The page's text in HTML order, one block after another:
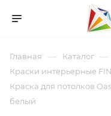
Главная — Каталог —
Краски интерьерные
Краска для потолков
белый